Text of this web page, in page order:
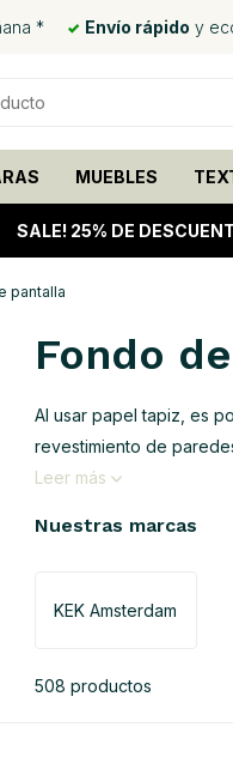
* Envío rápido y
MUEBLES
SALE! 25% DE
pantalla
Fondo
Al usar papel tapiz, es
revestimiento de
Leer más
Nuestras marcas
KEK Amsterdam
508 productos